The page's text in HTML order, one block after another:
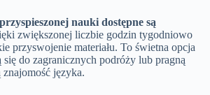
nauki dostępne są
zwiększonej liczbie godzin tygodniowo
przyswojenie materiału. To świetna opcja
do zagranicznych podróży lub pragną
języka.